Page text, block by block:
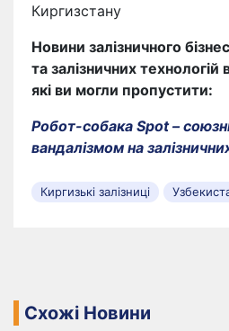
Киргизстану
Новини залізничного
та залізничних технологій
які ви могли пропустити:
Робот-собака Spot –
вандалізмом на
Киргизькі залізниці
Схожі Новини